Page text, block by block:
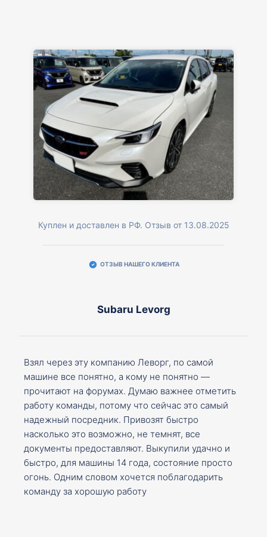
Куплен и доставлен в РФ. Отзыв от 13.08.2025
ОТЗЫВ НАШЕГО КЛИЕНТА
Subaru Levorg
Взял через эту компанию Леворг, по самой
машине все понятно, а кому не понятно —
прочитают на форумах. Думаю важнее отметить
работу команды, потому что сейчас это самый
надежный посредник. Привозят быстро
насколько это возможно, не темнят, все
документы предоставляют. Выкупили удачно и
быстро, для машины 14 года, состояние просто
огонь. Одним словом хочется поблагодарить
команду за хорошую работу